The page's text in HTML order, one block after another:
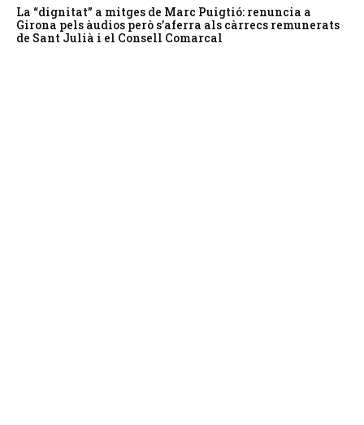
La “dignitat” a mitges de Marc Puigtió: renuncia a
Girona pels àudios però s’aferra als càrrecs remunerats
de Sant Julià i el Consell Comarcal